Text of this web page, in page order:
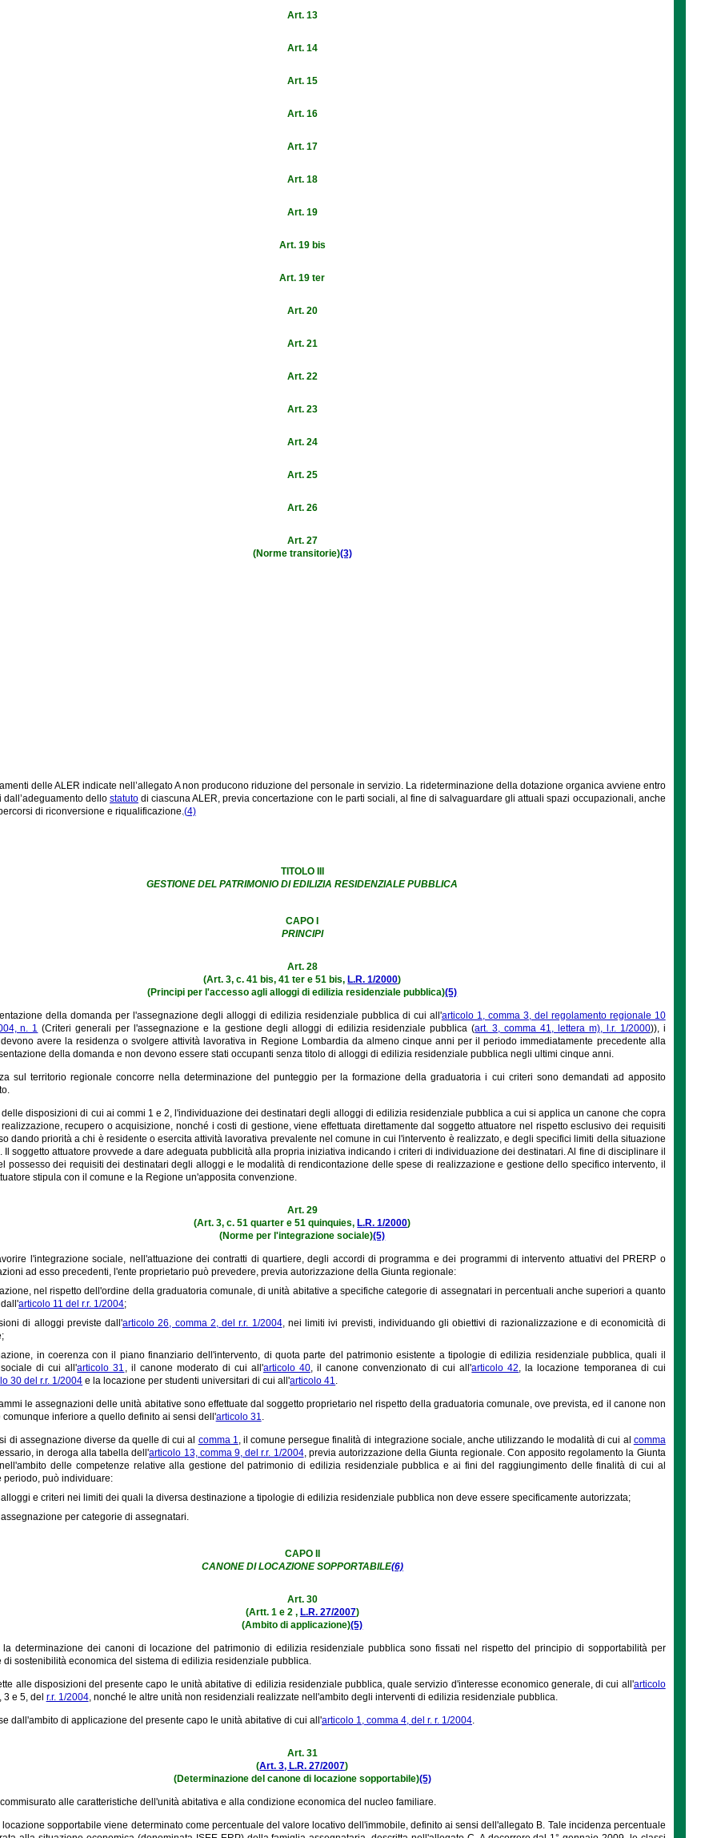
Art. 13
Art. 14
Art. 15
Art. 16
Art. 17
Art. 18
Art. 19
Art. 19 bis
Art. 19 ter
Art. 20
Art. 21
Art. 22
Art. 23
Art. 24
Art. 25
Art. 26
Art. 27
(Norme transitorie)(3)
delle ALER indicate nell’allegato A non producono riduzione del personale in servizio. La rideterminazione della dotazione organica avviene entro
dall’adeguamento dello statutodi ciascuna ALER, previa concertazione con le parti sociali, al fine di salvaguardare gli attuali spazi occupazionali, anche
di riconversione e riqualificazione.(4)
TITOLO III
GESTIONE DEL PATRIMONIO DI EDILIZIA RESIDENZIALE PUBBLICA
CAPO I
PRINCIPI
Art. 28
(Art. 3, c. 41 bis, 41 ter e 51 bis, L.R. 1/2000)
(Principi per l'accesso agli alloggi di edilizia residenziale pubblica)(5)
della domanda per l'assegnazione degli alloggi di edilizia residenziale pubblica di cui all'articolo 1, comma 3, del regolamento regionale 10
n. 1 (Criteri generali per l'assegnazione e la gestione degli alloggi di edilizia residenziale pubblica (art. 3, comma 41, lettera m), l.r. 1/2000)), i
avere la residenza o svolgere attività lavorativa in Regione Lombardia da almeno cinque anni per il periodo immediatamente precedente alla
della domanda e non devono essere stati occupanti senza titolo di alloggi di edilizia residenziale pubblica negli ultimi cinque anni.
sul territorio regionale concorre nella determinazione del punteggio per la formazione della graduatoria i cui criteri sono demandati ad apposito
delle disposizioni di cui ai commi 1 e 2, l'individuazione dei destinatari degli alloggi di edilizia residenziale pubblica a cui si applica un canone che copra
recupero o acquisizione, nonché i costi di gestione, viene effettuata direttamente dal soggetto attuatore nel rispetto esclusivo dei requisiti
dando priorità a chi è residente o esercita attività lavorativa prevalente nel comune in cui l'intervento è realizzato, e degli specifici limiti della situazione
Il soggetto attuatore provvede a dare adeguata pubblicità alla propria iniziativa indicando i criteri di individuazione dei destinatari. Al fine di disciplinare il
possesso dei requisiti dei destinatari degli alloggi e le modalità di rendicontazione delle spese di realizzazione e gestione dello specifico intervento, il
stipula con il comune e la Regione un'apposita convenzione.
Art. 29
(Art. 3, c. 51 quarter e 51 quinquies, L.R. 1/2000)
(Norme per l'integrazione sociale)(5)
l'integrazione sociale, nell'attuazione dei contratti di quartiere, degli accordi di programma e dei programmi di intervento attuativi del PRERP o
ad esso precedenti, l'ente proprietario può prevedere, previa autorizzazione della Giunta regionale:
nel rispetto dell'ordine della graduatoria comunale, di unità abitative a specifiche categorie di assegnatari in percentuali anche superiori a quanto
articolo 11 del r.r. 1/2004;
di alloggi previste dall'articolo 26, comma 2, del r.r. 1/2004, nei limiti ivi previsti, individuando gli obiettivi di razionalizzazione e di economicità di
in coerenza con il piano finanziario dell'intervento, di quota parte del patrimonio esistente a tipologie di edilizia residenziale pubblica, quali il
di cui all'articolo 31 , il canone moderato di cui all'articolo 40, il canone convenzionato di cui all'articolo 42, la locazione temporanea di cui
30 del r.r. 1/2004 e la locazione per studenti universitari di cui all'articolo 41.
le assegnazioni delle unità abitative sono effettuate dal soggetto proprietario nel rispetto della graduatoria comunale, ove prevista, ed il canone non
comunque inferiore a quello definito ai sensi dell'articolo 31.
di assegnazione diverse da quelle di cui al comma 1, il comune persegue finalità di integrazione sociale, anche utilizzando le modalità di cui al comma
in deroga alla tabella dell'articolo 13, comma 9, del r.r. 1/2004, previa autorizzazione della Giunta regionale. Con apposito regolamento la Giunta
delle competenze relative alla gestione del patrimonio di edilizia residenziale pubblica e ai fini del raggiungimento delle finalità di cui al
periodo, può individuare:
e criteri nei limiti dei quali la diversa destinazione a tipologie di edilizia residenziale pubblica non deve essere specificamente autorizzata;
per categorie di assegnatari.
CAPO II
CANONE DI LOCAZIONE SOPPORTABILE(6)
Art. 30
(Artt. 1 e 2 , L.R. 27/2007)
(Ambito di applicazione)(5)
la determinazione dei canoni di locazione del patrimonio di edilizia residenziale pubblica sono fissati nel rispetto del principio di sopportabilità per
di sostenibilità economica del sistema di edilizia residenziale pubblica.
alle disposizioni del presente capo le unità abitative di edilizia residenziale pubblica, quale servizio d'interesse economico generale, di cui all'articolo
3 e 5, del r.r. 1/2004, nonché le altre unità non residenziali realizzate nell'ambito degli interventi di edilizia residenziale pubblica.
dall'ambito di applicazione del presente capo le unità abitative di cui all'articolo 1, comma 4, del r. r. 1/2004.
Art. 31
(Art. 3, L.R. 27/2007)
(Determinazione del canone di locazione sopportabile)(5)
commisurato alle caratteristiche dell'unità abitativa e alla condizione economica del nucleo familiare.
locazione sopportabile viene determinato come percentuale del valore locativo dell'immobile, definito ai sensi dell'allegato B. Tale incidenza percentuale